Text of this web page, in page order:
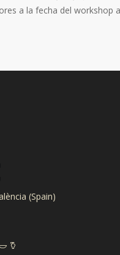
a la fecha del workshop
(Spain)
𐃬 𐃤